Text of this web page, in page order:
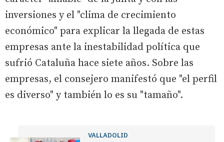
inversiones y el "clima de crecimiento
económico" para explicar la llegada de estas
empresas ante la inestabilidad política que
sufrió Cataluña hace siete años. Sobre las
empresas, el consejero manifestó que "el perfil
es diverso" y también lo es su "tamaño".
VALLADOLID